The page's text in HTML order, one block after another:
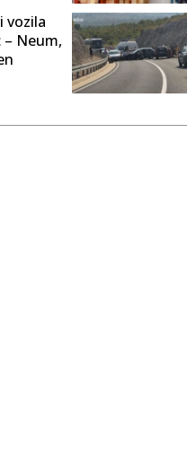
vozila
Neum,